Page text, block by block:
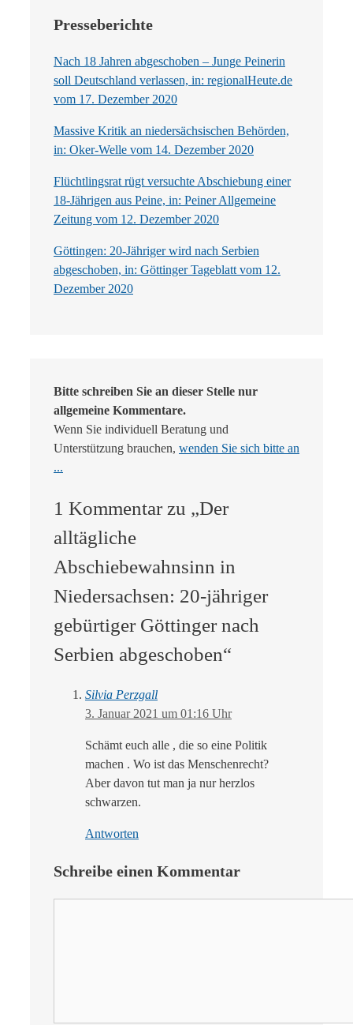
Presseberichte
Nach 18 Jahren abgeschoben – Junge Peinerin
soll Deutschland verlassen, in: regionalHeute.de
vom 17. Dezember 2020
Massive Kritik an niedersächsischen Behörden,
in: Oker-Welle vom 14. Dezember 2020
Flüchtlingsrat rügt versuchte Abschiebung einer
18-Jährigen aus Peine, in: Peiner Allgemeine
Zeitung vom 12. Dezember 2020
Göttingen: 20-Jähriger wird nach Serbien
abgeschoben, in: Göttinger Tageblatt vom 12.
Dezember 2020
Bitte schreiben Sie an dieser Stelle nur
allgemeine Kommentare.
Wenn Sie individuell Beratung und
Unterstützung brauchen, wenden Sie sich bitte an
...
1 Kommentar zu „Der
alltägliche
Abschiebewahnsinn in
Niedersachsen: 20-jähriger
gebürtiger Göttinger nach
Serbien abgeschoben“
Silvia Perzgall
3. Januar 2021 um 01:16 Uhr
Schämt euch alle , die so eine Politik
machen . Wo ist das Menschenrecht?
Aber davon tut man ja nur herzlos
schwarzen.
Antworten
Schreibe einen Kommentar